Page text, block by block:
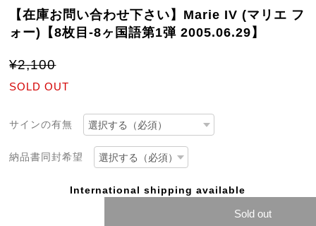
【在庫お問い合わせ下さい】Marie IV (マリエ フ
ォー)【8枚目-8ヶ国語第1弾 2005.06.29】
¥2,100
SOLD OUT
サインの有無
納品書同封希望
International shipping available
Sold out